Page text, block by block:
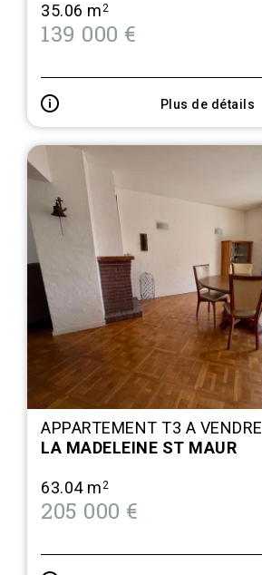
35.06 m2
139 000 €
Plus de détails
APPARTEMENT T3 A VENDRE
LA MADELEINE ST MAUR
63.04 m2
205 000 €